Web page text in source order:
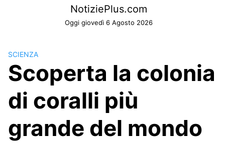
NotiziePlus.com
Oggi giovedì 6 Agosto 2026
SCIENZA
Scoperta la colonia
di coralli più
grande del mondo